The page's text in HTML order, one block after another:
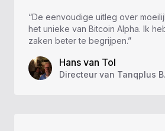
“De eenvoudige uitleg over
het unieke van Bitcoin Alpha. Ik
zaken beter te begrijpen.”
Hans van Tol
Directeur van Tanqplus